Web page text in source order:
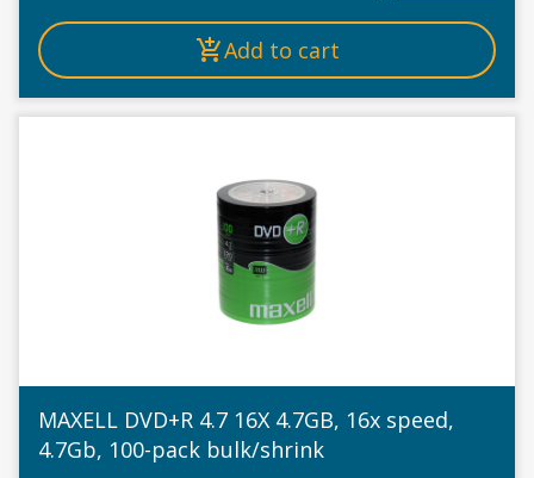
Add to cart
MAXELL DVD+R 4.7 16X 4.7GB, 16x speed,
4.7Gb, 100-pack bulk/shrink